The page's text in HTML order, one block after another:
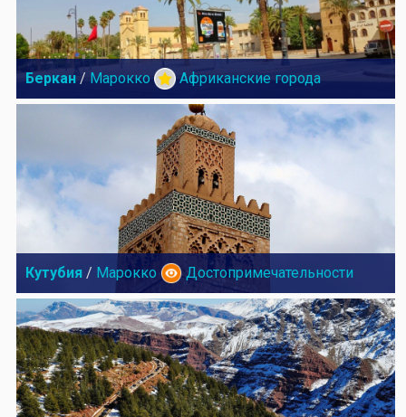
Беркан / Марокко Африканские города
Кутубия / Марокко Достопримечательности